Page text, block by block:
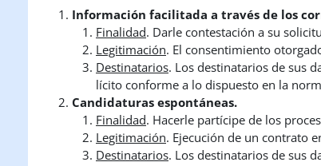
Información facilitada a través de los
Finalidad. Darle contestación a su
Legitimación. El consentimiento
Destinatarios. Los destinatarios de sus
lícito conforme a lo dispuesto en la
Candidaturas espontáneas.
Finalidad. Hacerle partícipe de los
Legitimación. Ejecución de un contrato
Destinatarios. Los destinatarios de sus